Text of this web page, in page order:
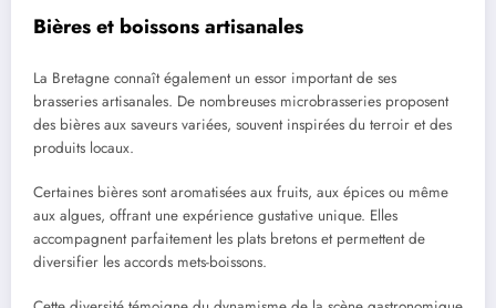
Bières et boissons artisanales
La Bretagne connaît également un essor important de ses
brasseries artisanales. De nombreuses microbrasseries proposent
des bières aux saveurs variées, souvent inspirées du terroir et des
produits locaux.
Certaines bières sont aromatisées aux fruits, aux épices ou même
aux algues, offrant une expérience gustative unique. Elles
accompagnent parfaitement les plats bretons et permettent de
diversifier les accords mets-boissons.